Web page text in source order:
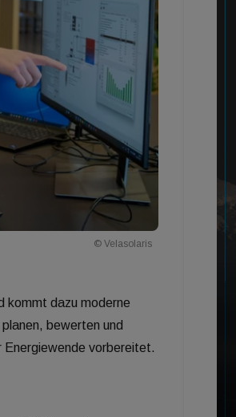
© Velasolaris
kommt dazu moderne
bewerten und
Energiewende vorbereitet.